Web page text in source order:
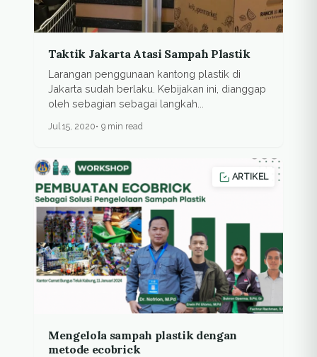
Taktik Jakarta Atasi Sampah Plastik
Larangan penggunaan kantong plastik di
Jakarta sudah berlaku. Kebijakan ini, dianggap
oleh sebagian sebagai langkah...
Jul 15, 2020 9 min read
ARTIKEL
Mengelola sampah plastik dengan
metode ecobrick